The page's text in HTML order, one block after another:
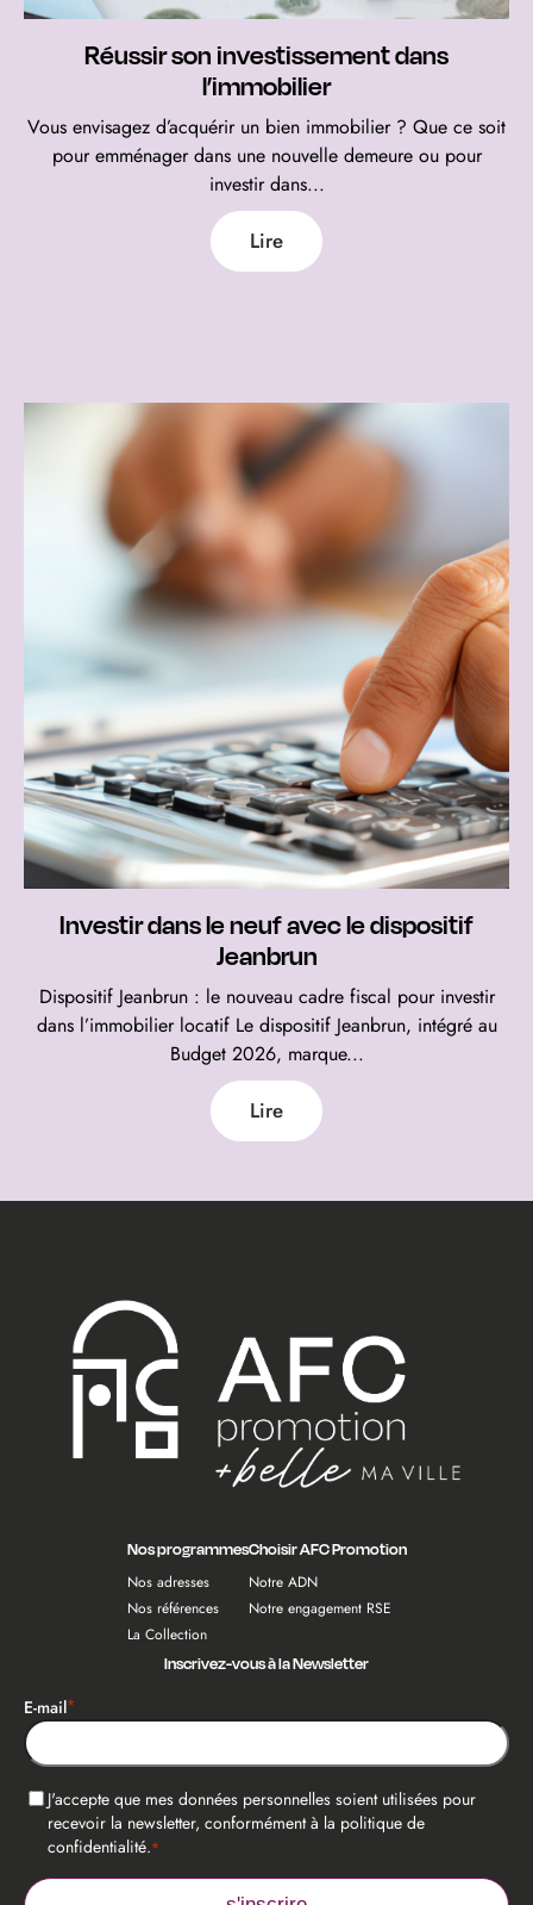
Réussir son investissement dans
l’immobilier
Vous envisagez d’acquérir un bien immobilier ? Que ce soit
pour emménager dans une nouvelle demeure ou pour
investir dans...
Lire
Investir dans le neuf avec le dispositif
Jeanbrun
Dispositif Jeanbrun : le nouveau cadre fiscal pour investir
dans l’immobilier locatif Le dispositif Jeanbrun, intégré au
Budget 2026, marque...
Lire
Nos programmes
Nos adresses
Nos références
La Collection
Choisir AFC Promotion
Notre ADN
Notre engagement RSE
Inscrivez-vous à la Newsletter
E-mail*
RGPD*
J'accepte que mes données personnelles soient utilisées pour
recevoir la newsletter, conformément à la politique de
confidentialité.*